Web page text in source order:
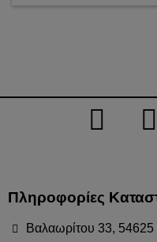
Πληροφορίες
Βαλαωρίτου 33, 54625